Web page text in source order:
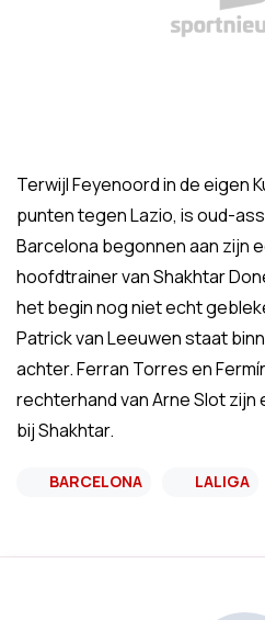
Terwijl Feyenoord in de eigen
punten tegen Lazio, is oud-
Barcelona begonnen aan zijn
hoofdtrainer van Shakhtar
het begin nog niet echt
Patrick van Leeuwen staat
achter. Ferran Torres en
rechterhand van Arne Slot
bij Shakhtar.
BARCELONA LALIGA